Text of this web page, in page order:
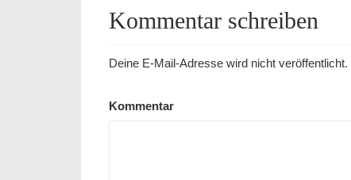
Kommentar schreiben
Deine E-Mail-Adresse wird nicht veröffentlicht.
Kommentar